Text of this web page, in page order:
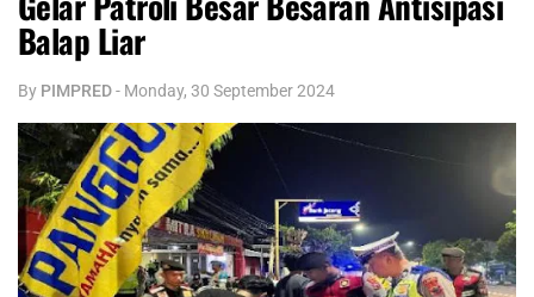
Balap Liar
By PIMPRED- Monday, 30 September 2024